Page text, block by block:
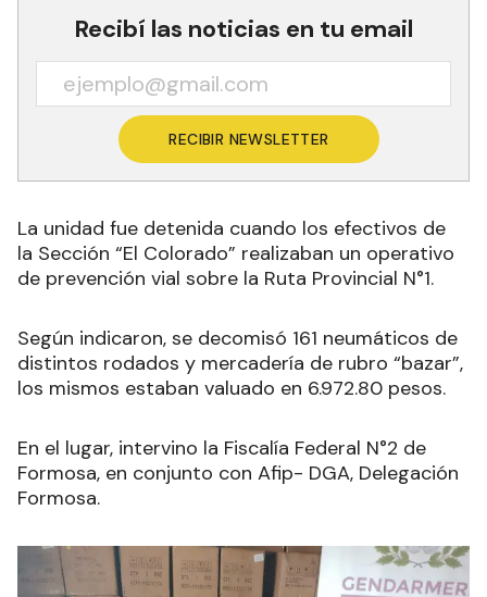
Recibí las noticias en tu email
RECIBIR NEWSLETTER
La unidad fue detenida cuando los efectivos de
la Sección “El Colorado” realizaban un operativo
de prevención vial sobre la Ruta Provincial N°1.
Según indicaron, se decomisó 161 neumáticos de
distintos rodados y mercadería de rubro “bazar”,
los mismos estaban valuado en 6.972.80 pesos.
En el lugar, intervino la Fiscalía Federal N°2 de
Formosa, en conjunto con Afip- DGA, Delegación
Formosa.